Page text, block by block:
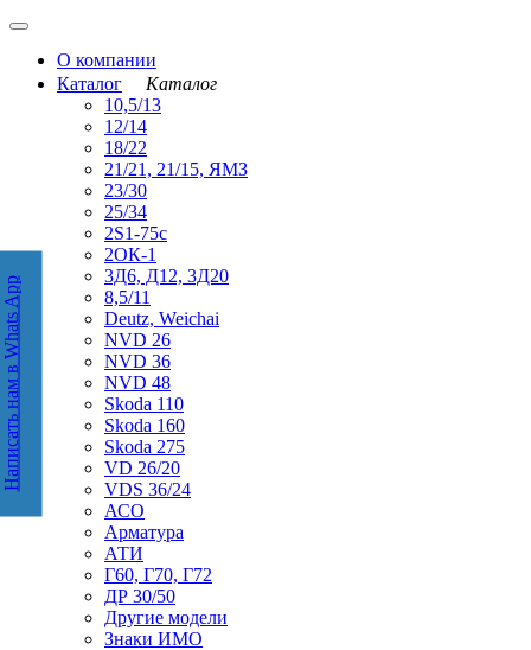
О компании
Каталог
Каталог
10,5/13
12/14
18/22
21/21, 21/15, ЯМЗ
23/30
25/34
2S1-75с
2ОК-1
3Д6, Д12, 3Д20
8,5/11
Deutz, Weichai
NVD 26
NVD 36
NVD 48
Skoda 110
Skoda 160
Skoda 275
VD 26/20
VDS 36/24
АСО
Арматура
АТИ
Г60, Г70, Г72
ДР 30/50
Другие модели
Знаки ИМО
Написать нам в WhatsApp
Написать нам в Whats App